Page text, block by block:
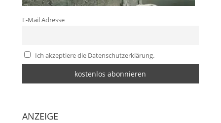
E-Mail Adresse
Ich akzeptiere die Datenschutzerklärung.
ANZEIGE